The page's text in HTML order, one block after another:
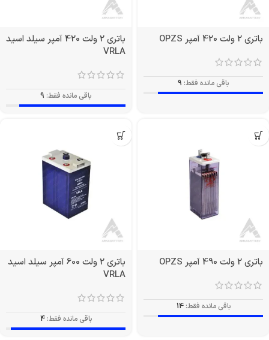
باتری 2 ولت 420 آمپر OPZS
باقی مانده فقط: 9
باتری 2 ولت 420 آمپر سیلد اسید
VRLA
باقی مانده فقط: 9
باتری 2 ولت 490 آمپر OPZS
باقی مانده فقط: 14
باتری 2 ولت 600 آمپر سیلد اسید
VRLA
باقی مانده فقط: 4